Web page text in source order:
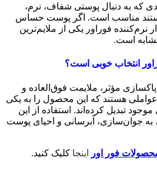
که به دنبال پوستی شفاف، نرم،
مناسب است. اگر پوست حساس
نرم‌کننده فوراور یکی از ملایم‌ترین
است.
انتخاب خوبی است؟
مؤثر، ملایمت فوق‌العاده و
هستند که این محصول را به یکی
تبدیل کرده‌اند. استفاده از این
به جوان‌سازی، آبرسانی و احیای پوست
فور اور اینجا کلیک کنید.